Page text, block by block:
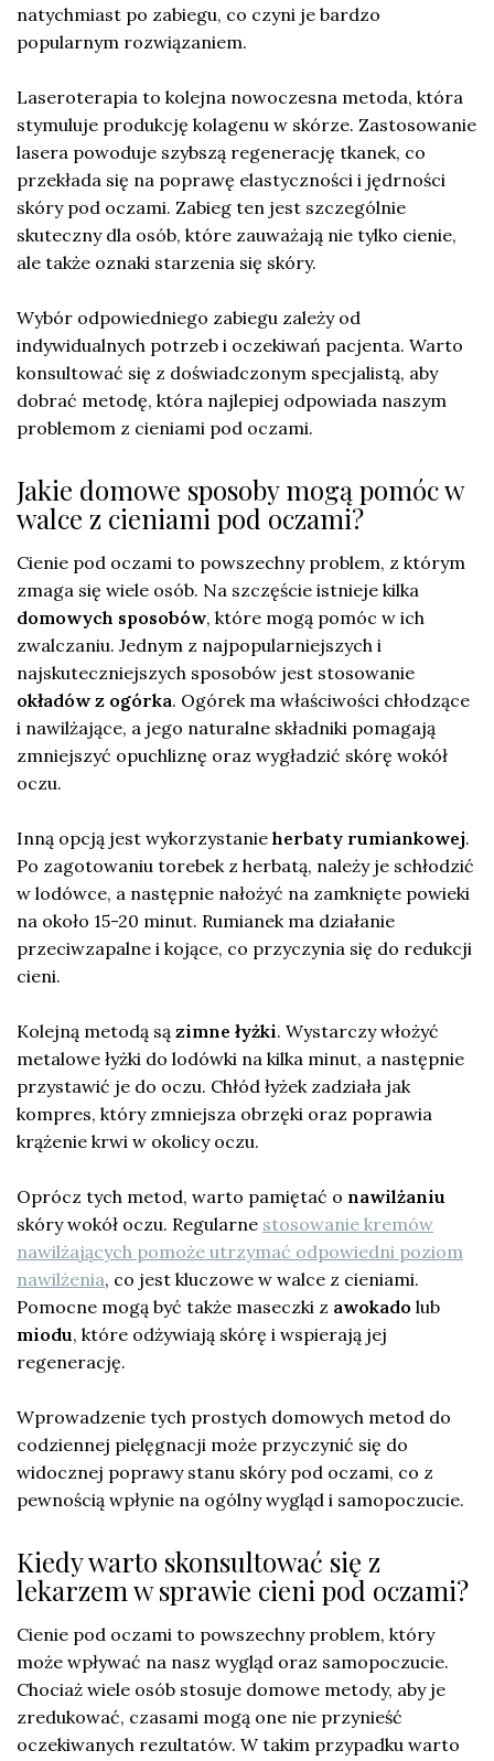
natychmiast po zabiegu, co czyni je bardzo
popularnym rozwiązaniem.
Laseroterapia to kolejna nowoczesna metoda, która
stymuluje produkcję kolagenu w skórze. Zastosowanie
lasera powoduje szybszą regenerację tkanek, co
przekłada się na poprawę elastyczności i jędrności
skóry pod oczami. Zabieg ten jest szczególnie
skuteczny dla osób, które zauważają nie tylko cienie,
ale także oznaki starzenia się skóry.
Wybór odpowiedniego zabiegu zależy od
indywidualnych potrzeb i oczekiwań pacjenta. Warto
konsultować się z doświadczonym specjalistą, aby
dobrać metodę, która najlepiej odpowiada naszym
problemom z cieniami pod oczami.
Jakie domowe sposoby mogą pomóc w
walce z cieniami pod oczami?
Cienie pod oczami to powszechny problem, z którym
zmaga się wiele osób. Na szczęście istnieje kilka
domowych sposobów, które mogą pomóc w ich
zwalczaniu. Jednym z najpopularniejszych i
najskuteczniejszych sposobów jest stosowanie
okładów z ogórka. Ogórek ma właściwości chłodzące
i nawilżające, a jego naturalne składniki pomagają
zmniejszyć opuchliznę oraz wygładzić skórę wokół
oczu.
Inną opcją jest wykorzystanie herbaty rumiankowej.
Po zagotowaniu torebek z herbatą, należy je schłodzić
w lodówce, a następnie nałożyć na zamknięte powieki
na około 15-20 minut. Rumianek ma działanie
przeciwzapalne i kojące, co przyczynia się do redukcji
cieni.
Kolejną metodą są zimne łyżki. Wystarczy włożyć
metalowe łyżki do lodówki na kilka minut, a następnie
przystawić je do oczu. Chłód łyżek zadziała jak
kompres, który zmniejsza obrzęki oraz poprawia
krążenie krwi w okolicy oczu.
Oprócz tych metod, warto pamiętać o nawilżaniu
skóry wokół oczu. Regularne stosowanie kremów
nawilżających pomoże utrzymać odpowiedni poziom
nawilżenia, co jest kluczowe w walce z cieniami.
Pomocne mogą być także maseczki z awokado lub
miodu, które odżywiają skórę i wspierają jej
regenerację.
Wprowadzenie tych prostych domowych metod do
codziennej pielęgnacji może przyczynić się do
widocznej poprawy stanu skóry pod oczami, co z
pewnością wpłynie na ogólny wygląd i samopoczucie.
Kiedy warto skonsultować się z
lekarzem w sprawie cieni pod oczami?
Cienie pod oczami to powszechny problem, który
może wpływać na nasz wygląd oraz samopoczucie.
Chociaż wiele osób stosuje domowe metody, aby je
zredukować, czasami mogą one nie przynieść
oczekiwanych rezultatów. W takim przypadku warto